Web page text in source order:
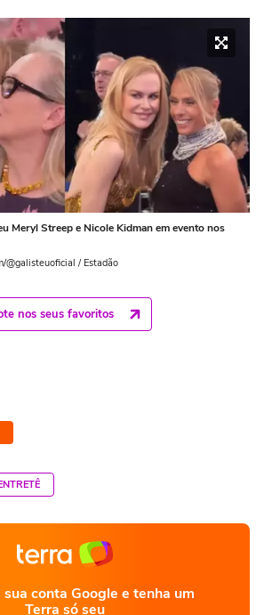
Meryl Streep e Nicole Kidman em evento nos
@galisteuoficial / Estadão
nos seus favoritos
sua conta Google e tenha um
Terra só seu